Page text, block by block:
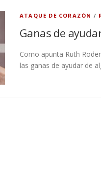
ATAQUE DE CORAZÓN /
Ganas de
Como apunta Ruth
las ganas de ayudar de